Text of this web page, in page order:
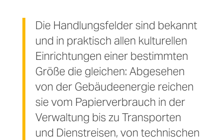
Die Handlungsfelder sind bekannt
und in praktisch allen kulturellen
Einrichtungen einer bestimmten
Größe die gleichen: Abgesehen
von der Gebäudeenergie reichen
sie vom Papierverbrauch in der
Verwaltung bis zu Transporten
und Dienstreisen, von technischen